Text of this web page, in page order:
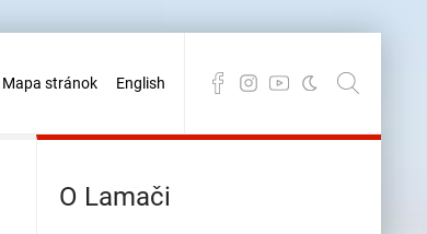
Mapa stránok English
O Lamači